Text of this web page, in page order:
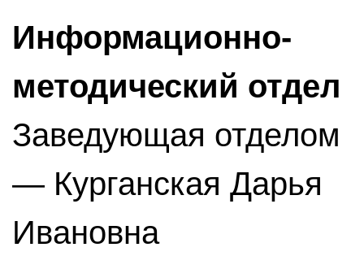
Информационно-
методический отдел
Заведующая отделом
— Курганская Дарья
Ивановна